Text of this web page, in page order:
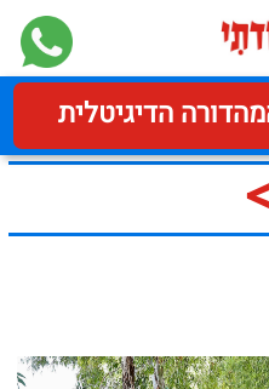
>
המהדורה הדיגיטלית